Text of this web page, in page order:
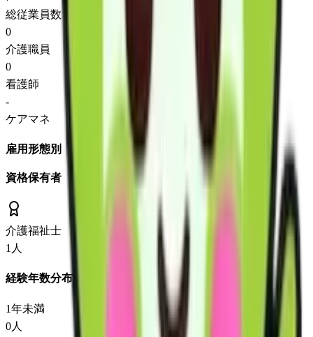
総従業員数
0
介護職員
0
看護師
-
ケアマネ
雇用形態別
資格保有者
介護福祉士
1 人
経験年数分布
1年未満
0人